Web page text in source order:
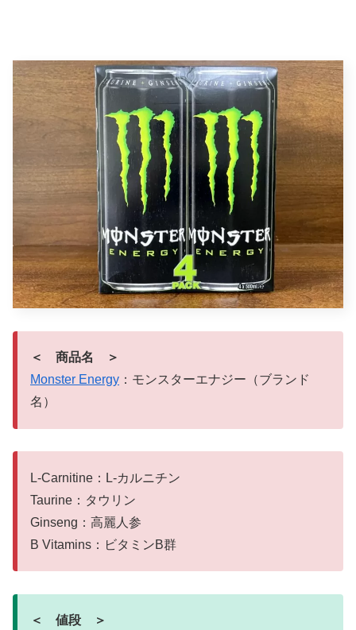
＜ 商品名 ＞
Monster Energy ：モンスターエナジー（ブランド
名）
L-Carnitine：L-カルニチン
Taurine：タウリン
Ginseng：高麗人参
B Vitamins：ビタミンB群
＜ 値段 ＞